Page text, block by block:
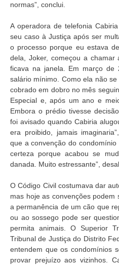
normas”, conclui.
A operadora de telefonia
seu caso à Justiça após ser
o processo porque eu estava
dela, Joker, começou a chamar
ficava na janela. Em março de
salário mínimo. Como ela não
cobrado em dobro no mês
Especial e, após um ano e
Embora o prédio tivesse
foi avisado quando Cabiria
era proibido, jamais
que a convenção do
certeza porque acabou se
danada. Muito estressante”,
O Código Civil costumava dar
mas hoje as convenções podem
a permanência de um cão que
ou ao sossego pode ser
permita animais. O Superior
Tribunal de Justiça do Distrito
entendem que os condomínios
provar prejuízo aos vizinhos.